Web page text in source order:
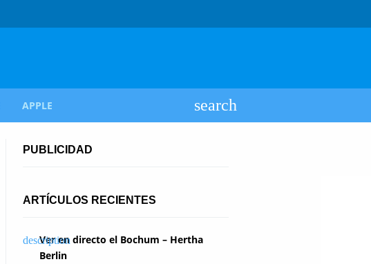
APPLE
PUBLICIDAD
ARTÍCULOS RECIENTES
Ver en directo el Bochum – Hertha
Berlin